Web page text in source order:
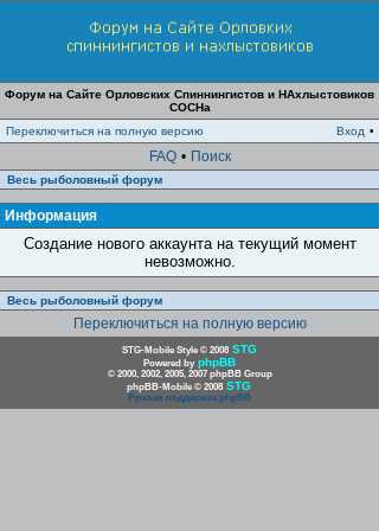
Форум на Сайте Орловских Спиннингистов и НАхлыстовиков
СОСНа
Переключиться на полную версию
Вход •
FAQ • Поиск
Весь рыболовный форум
Информация
Создание нового аккаунта на текущий момент
невозможно.
Весь рыболовный форум
Переключиться на полную версию
STG-Mobile Style © 2008 STG
Powered by phpBB
© 2000, 2002, 2005, 2007 phpBB Group
phpBB-Mobile © 2008 STG
Русская поддержка phpBB